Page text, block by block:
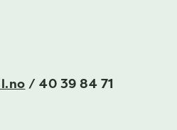
/ 40 39 84 71